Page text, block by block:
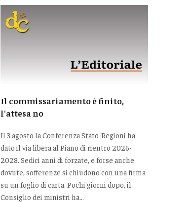
Il commissariamento è finito,
l'attesa no
Il 3 agosto la Conferenza Stato-Regioni ha
dato il via libera al Piano di rientro 2026-
2028. Sedici anni di forzate, e forse anche
dovute, sofferenze si chiudono con una firma
su un foglio di carta. Pochi giorni dopo, il
Consiglio dei ministri ha...